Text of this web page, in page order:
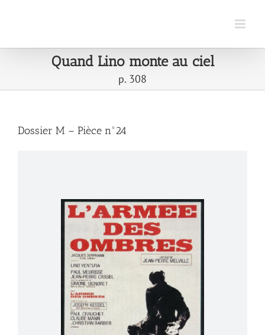
Quand Lino monte au ciel
p. 308
Dossier M – Pièce n°24